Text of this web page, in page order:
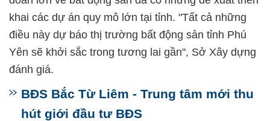
khai các dự án quy mô lớn tại tỉnh. "Tất cả những
điều này dự báo thị trường bất động sản tỉnh Phú
Yên sẽ khởi sắc trong tương lai gần", Sở Xây dựng
đánh giá.
BĐS Bắc Từ Liêm - Trung tâm mới thu
hút giới đầu tư BĐS